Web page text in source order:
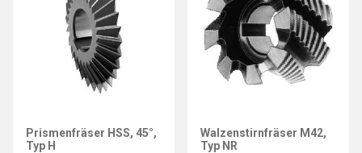
Prismenfräser HSS, 45°,
Typ H
Walzenstirnfräser M42,
Typ NR